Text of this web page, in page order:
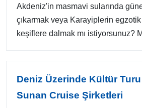
Akdeniz'in masmavi sularında
çıkarmak veya Karayiplerin egzotik
keşiflere dalmak mı istiyorsunuz?
Deniz Üzerinde Kültür
Sunan Cruise Şirketleri